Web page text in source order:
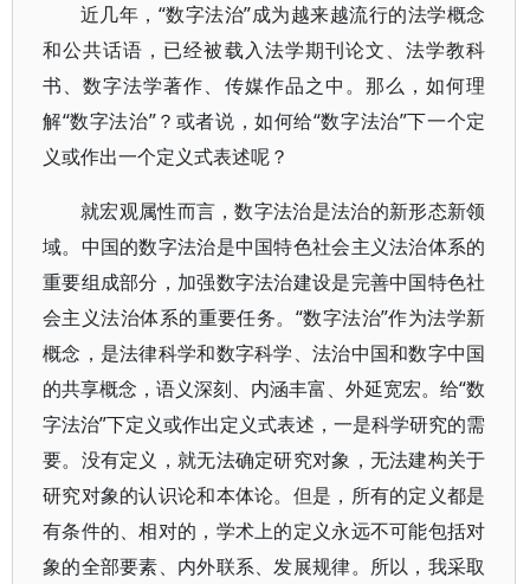
近几年，“数字法治”成为越来越流行的法学概念
和公共话语，已经被载入法学期刊论文、法学教科
书、数字法学著作、传媒作品之中。那么，如何理
解“数字法治”？或者说，如何给“数字法治”下一个定
义或作出一个定义式表述呢？
就宏观属性而言，数字法治是法治的新形态新领
域。中国的数字法治是中国特色社会主义法治体系的
重要组成部分，加强数字法治建设是完善中国特色社
会主义法治体系的重要任务。“数字法治”作为法学新
概念，是法律科学和数字科学、法治中国和数字中国
的共享概念，语义深刻、内涵丰富、外延宽宏。给“数
字法治”下定义或作出定义式表述，一是科学研究的需
要。没有定义，就无法确定研究对象，无法建构关于
研究对象的认识论和本体论。但是，所有的定义都是
有条件的、相对的，学术上的定义永远不可能包括对
象的全部要素、内外联系、发展规律。所以，我采取